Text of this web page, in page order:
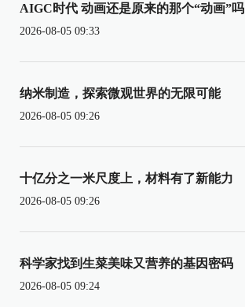
AIGC时代 动画还是原来的那个“动画”吗
2026-08-05 09:33
纳米制造，探索微观世界的无限可能
2026-08-05 09:26
十亿分之一米尺度上，材料有了新能力
2026-08-05 09:26
科学家找到生菜美味又营养的基因密码
2026-08-05 09:24